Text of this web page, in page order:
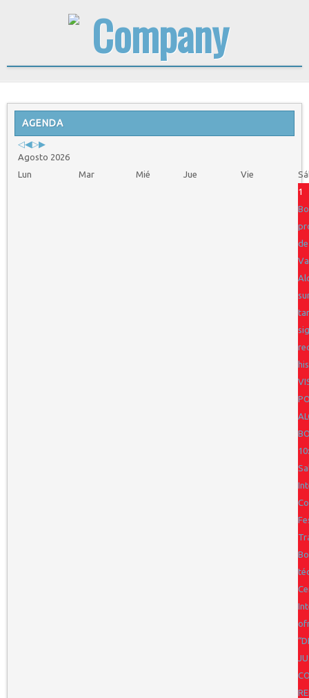
AGENDA
Previous
Year
Previous
Month
Next
Year
Next
Month
Agosto 2026
Lun
Mar Mié Jue Vie
1